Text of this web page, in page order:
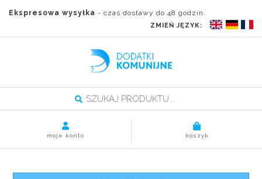
Ekspresowa wysyłka - czas dostawy do 48 godzin.
ZMIEŃ JĘZYK:
koszyk
moje konto